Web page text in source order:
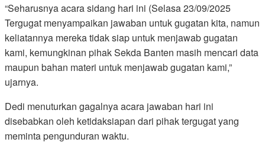
“Seharusnya acara sidang hari ini (Selasa 23/09/2025
Tergugat menyampaikan jawaban untuk gugatan kita, namun
keliatannya mereka tidak siap untuk menjawab gugatan
kami, kemungkinan pihak Sekda Banten masih mencari data
maupun bahan materi untuk menjawab gugatan kami,”
ujarnya.
Dedi menuturkan gagalnya acara jawaban hari ini
disebabkan oleh ketidaksiapan dari pihak tergugat yang
meminta pengunduran waktu.